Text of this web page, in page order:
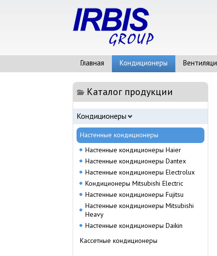
Главная Кондиционеры
Каталог продукции
Кондиционеры
Настенные кондиционеры
Настенные кондиционеры Haier
Настенные кондиционеры Dantex
Настенные кондиционеры Electrolux
Кондиционеры Mitsubishi Electric
Настенные кондиционеры Fujitsu
Настенные кондиционеры Mitsubishi
Heavy
Настенные кондиционеры Daikin
Кассетные кондиционеры